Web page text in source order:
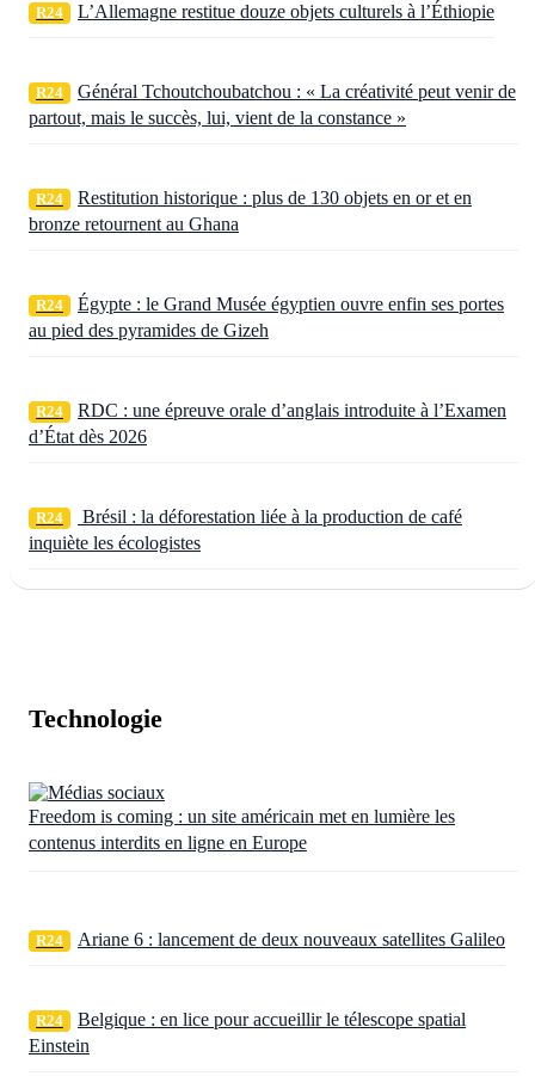
R24 L’Allemagne restitue douze objets culturels à l’Éthiopie
R24
Général Tchoutchoubatchou : « La créativité peut venir de
partout, mais le succès, lui, vient de la constance »
R24
Restitution historique : plus de 130 objets en or et en
bronze retournent au Ghana
R24
Égypte : le Grand Musée égyptien ouvre enfin ses portes
au pied des pyramides de Gizeh
R24
RDC : une épreuve orale d’anglais introduite à l’Examen
d’État dès 2026
R24
Brésil : la déforestation liée à la production de café
inquiète les écologistes
Technologie
Freedom is coming : un site américain met en lumière les
contenus interdits en ligne en Europe
R24 Ariane 6 : lancement de deux nouveaux satellites Galileo
R24
Belgique : en lice pour accueillir le télescope spatial
Einstein